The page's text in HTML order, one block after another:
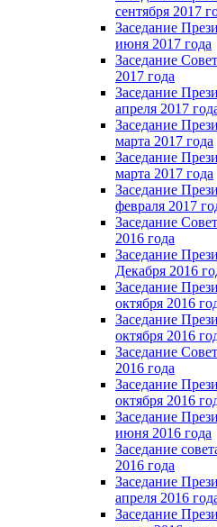
сентября 2017
Заседание
июня 2017 года
Заседание
2017 года
Заседание
апреля 2017
Заседание
марта 2017 года
Заседание
марта 2017 года
Заседание
февраля 2017
Заседание
2016 года
Заседание
Декабря 2016
Заседание
октября 2016
Заседание
октября 2016
Заседание
2016 года
Заседание
октября 2016
Заседание
июня 2016 года
Заседание
2016 года
Заседание
апреля 2016
Заседание